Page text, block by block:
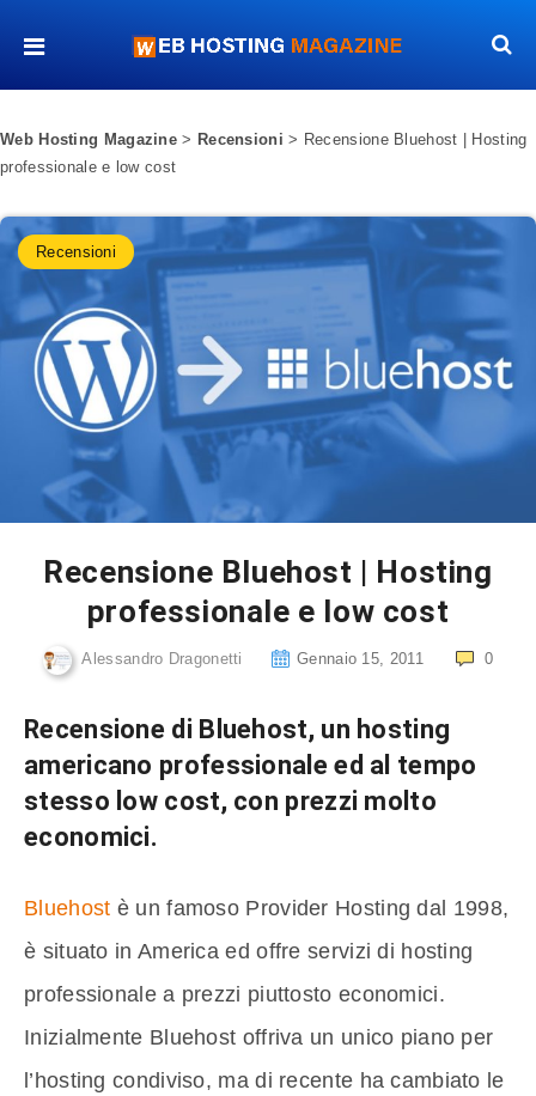
Web Hosting Magazine > Recensioni > Recensione Bluehost | Hosting
professionale e low cost
Recensioni
Recensione Bluehost | Hosting
professionale e low cost
Alessandro Dragonetti Gennaio 15, 2011 0
Recensione di Bluehost, un hosting
americano professionale ed al tempo
stesso low cost, con prezzi molto
economici.
Bluehost è un famoso Provider Hosting dal 1998,
è situato in America ed offre servizi di hosting
professionale a prezzi piuttosto economici.
Inizialmente Bluehost offriva un unico piano per
l’hosting condiviso, ma di recente ha cambiato le